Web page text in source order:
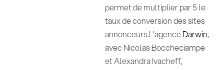
permet de multiplier par 5 le
taux de conversion des sites
annonceurs.L’agenceDarwin,
avec Nicolas Boccheciampe
et Alexandra Ivacheff,